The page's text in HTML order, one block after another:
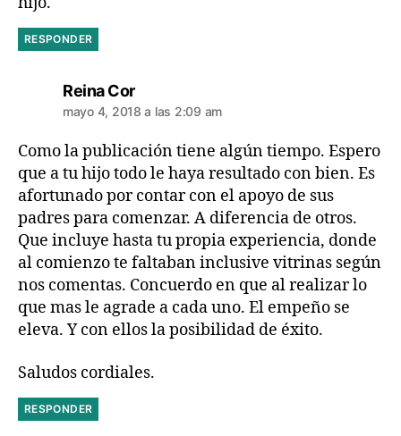
RESPONDER
Reina Cordice:
mayo 4, 2018 a las 2:09 am
Como la publicación tiene algún tiempo. Espero
que a tu hijo todo le haya resultado con bien. Es
afortunado por contar con el apoyo de sus
padres para comenzar. A diferencia de otros.
Que incluye hasta tu propia experiencia, donde
al comienzo te faltaban inclusive vitrinas según
nos comentas. Concuerdo en que al realizar lo
que mas le agrade a cada uno. El empeño se
eleva. Y con ellos la posibilidad de éxito.
Saludos cordiales.
RESPONDER